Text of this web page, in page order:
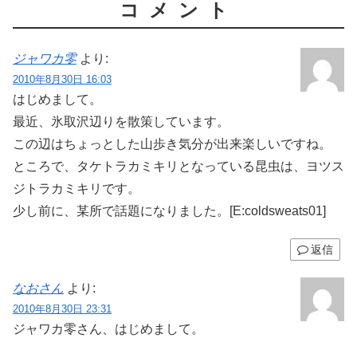
コメント
ジャワカ零 より:
2010年8月30日 16:03
はじめまして。
最近、氷取沢辺りを散策しています。
この辺はちょっとした山歩き気分が出来楽しいですね。
ところで、タケトラカミキリとなっている昆虫は、ヨツス
ジトラカミキリです。
少し前に、某所で話題になりました。[E:coldsweats01]
返信
なおさん より:
2010年8月30日 23:31
ジャワカ零さん、はじめまして。